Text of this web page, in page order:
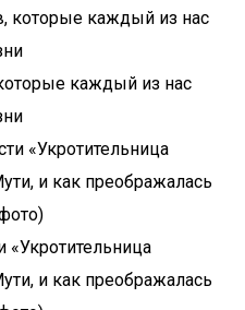
каждый из нас
и как преображалась